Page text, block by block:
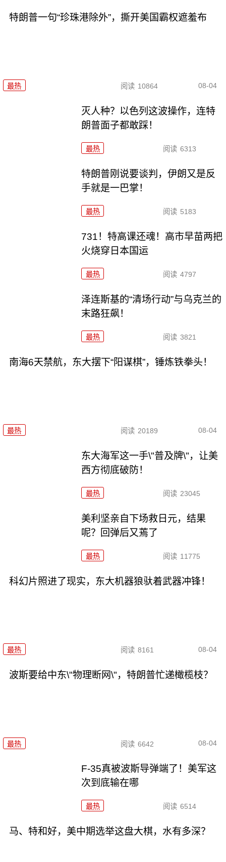
特朗普一句“珍珠港除外”，撕开美国霸权遮羞布
最热 阅读 10864 08-04
灭人种？以色列这波操作，连特
朗普面子都敢踩！
最热 阅读 6313
特朗普刚说要谈判，伊朗又是反
手就是一巴掌！
最热 阅读 5183
731！特高课还魂！高市早苗两把
火烧穿日本国运
最热 阅读 4797
泽连斯基的“清场行动”与乌克兰的
末路狂飙！
最热 阅读 3821
南海6天禁航，东大摆下“阳谋棋”，锤炼铁拳头！
最热 阅读 20189 08-04
东大海军这一手\"普及牌\"，让美
西方彻底破防！
最热 阅读 23045
美利坚亲自下场救日元，结果
呢？回弹后又蔫了
最热 阅读 11775
科幻片照进了现实，东大机器狼驮着武器冲锋！
最热 阅读 8161 08-04
波斯要给中东\"物理断网\"，特朗普忙递橄榄枝？
最热 阅读 6642 08-04
F-35真被波斯导弹端了！美军这
次到底输在哪
最热 阅读 6514
马、特和好，美中期选举这盘大棋，水有多深？